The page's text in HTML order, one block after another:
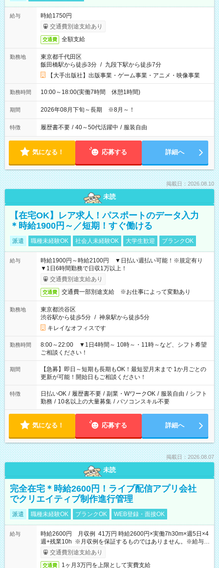
給与
時給1750円
交通費別途支給あり
交通費 全額支給
勤務地
東京都千代田区
飯田橋駅から徒歩3分 / 九段下駅から徒歩7分
【大手出版社】出版事業・ゲーム事業・アニメ・映像事業
勤務時間 10:00～18:00(実働7時間 休憩1時間)
期間 2026年08月下旬～長期 ※8月～！
特徴 履歴書不要 / 40～50代活躍中 / 服装自由
気になる！ 応募する 詳細へ
掲載日：2026.08.10
未読
【在宅OK】レア求人！パスポートのデータ入力
＊時給1900円～／短期！すぐ働ける
派遣 職種未経験OK 社会人未経験OK 大学生歓迎 ブランクOK
給与
時給1900円～時給2100円 ▼日払い週払い可能！※規定有り
▼1日6時間勤務で日収1万以上！
交通費別途支給あり
交通費 交通費一部別途支給 ※お仕事によって変動あり
勤務地
東京都渋谷区
渋谷駅から徒歩5分 / 神泉駅から徒歩5分
キレイなオフィスです
勤務時間
8:00～22:00 ▼1日4時間～ 10時～・11時～など、シフト希望
ご相談ください！
期間
【急募】即日～短期も長期もOK！最短翌月末まで 1か月ごとの
更新が可能！開始日もご相談ください！
特徴 日払いOK / 履歴書不要 / 副業・WワークOK / 服装自由 / シフト
勤務 / 10名以上の大量募集 / パソコンスキル不要
気になる！ 応募する 詳細へ
掲載日：2026.08.07
未読
完全在宅＊時給2600円！ライブ配信アプリ会社
でクリエイティブ制作進行管理
派遣 職種未経験OK ブランクOK WEB登録・面接OK
給与
時給2600円 月収例 41万円 時給2600円×実働7h30m×週5日×4
週+残業10h ※月収例を保証するものではありません。※給与即
受取りサービス利用可（利用条件有）
交通費別途支給あり
交通費 1ヶ月3万円を上限として実費支給